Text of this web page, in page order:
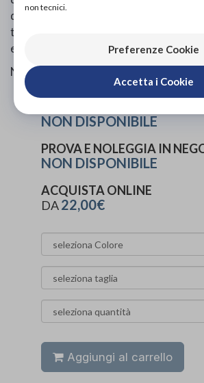
dell’argento, svolge un’azione
termo-regolatrice mantenendo il
e protetto.
Nelle versioni Short e Long
NON DISPONIBILE
PROVA E NOLEGGIA IN
NON DISPONIBILE
ACQUISTA ONLINE
DA22,00€
Aggiungi al carrello
non tecnici.
Preferenze Cookie
Accetta i Cookie